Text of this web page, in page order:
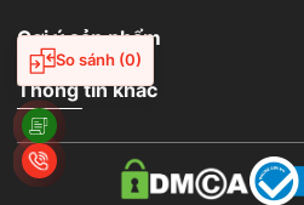
So sánh (0)
Gợi ý sản phẩm
Thông tin khác